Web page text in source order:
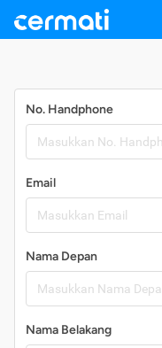
No. Handphone
Email
Nama Depan
Nama Belakang